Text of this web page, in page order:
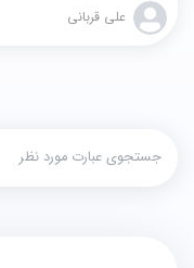
علی قربانی